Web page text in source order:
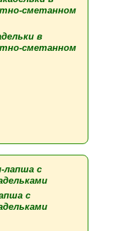
в
сметанном
с